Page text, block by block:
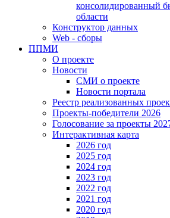
консолидированный
области
Конструктор данных
Web - сборы
ППМИ
О проекте
Новости
СМИ о проекте
Новости портала
Реестр реализованных
Проекты-победители 2026
Голосование за проекты
Интерактивная карта
2026 год
2025 год
2024 год
2023 год
2022 год
2021 год
2020 год